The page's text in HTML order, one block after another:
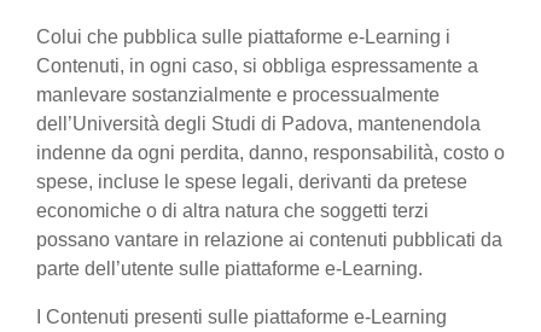
Colui che pubblica sulle piattaforme e-Learning i
Contenuti, in ogni caso, si obbliga espressamente a
manlevare sostanzialmente e processualmente
dell’Università degli Studi di Padova, mantenendola
indenne da ogni perdita, danno, responsabilità, costo o
spese, incluse le spese legali, derivanti da pretese
economiche o di altra natura che soggetti terzi
possano vantare in relazione ai contenuti pubblicati da
parte dell’utente sulle piattaforme e-Learning.
I Contenuti presenti sulle piattaforme e-Learning